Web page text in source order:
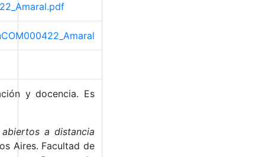
y docencia. Es
a distancia
Aires. Facultad de